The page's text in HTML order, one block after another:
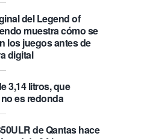
del Legend of
muestra cómo se
los juegos antes de
digital
3,14 litros, que
es redonda
de Qantas hace